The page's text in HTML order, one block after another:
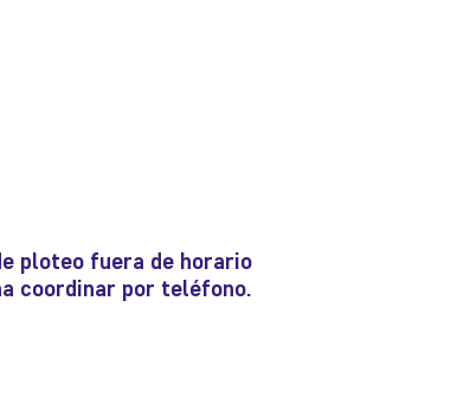
ploteo fuera de horario
coordinar por teléfono.